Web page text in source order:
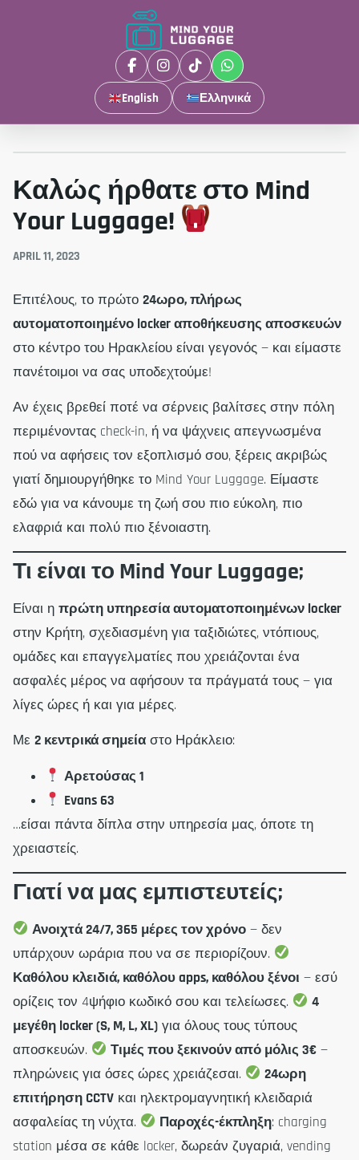
English Ελληνικά
Καλώς ήρθατε στο Mind
Your Luggage!
APRIL 11, 2023
Επιτέλους, το πρώτο 24ωρο, πλήρως
αυτοματοποιημένο locker αποθήκευσης αποσκευών
στο κέντρο του Ηρακλείου είναι γεγονός — και είμαστε
πανέτοιμοι να σας υποδεχτούμε!
Αν έχεις βρεθεί ποτέ να σέρνεις βαλίτσες στην πόλη
περιμένοντας check-in, ή να ψάχνεις απεγνωσμένα
πού να αφήσεις τον εξοπλισμό σου, ξέρεις ακριβώς
γιατί δημιουργήθηκε το Mind Your Luggage. Είμαστε
εδώ για να κάνουμε τη ζωή σου πιο εύκολη, πιο
ελαφριά και πολύ πιο ξένοιαστη.
Τι είναι το Mind Your Luggage;
Είναι η πρώτη υπηρεσία αυτοματοποιημένων locker
στην Κρήτη, σχεδιασμένη για ταξιδιώτες, ντόπιους,
ομάδες και επαγγελματίες που χρειάζονται ένα
ασφαλές μέρος να αφήσουν τα πράγματά τους — για
λίγες ώρες ή και για μέρες.
Με 2 κεντρικά σημεία στο Ηράκλειο:
Αρετούσας 1
Evans 63
…είσαι πάντα δίπλα στην υπηρεσία μας, όποτε τη
χρειαστείς.
Γιατί να μας εμπιστευτείς;
Ανοιχτά 24/7, 365 μέρες τον χρόνο — δεν
υπάρχουν ωράρια που να σε περιορίζουν.
Καθόλου κλειδιά, καθόλου apps, καθόλου ξένοι — εσύ
ορίζεις τον 4ψήφιο κωδικό σου και τελείωσες.
4
μεγέθη locker (S, M, L, XL) για όλους τους τύπους
αποσκευών.
Τιμές που ξεκινούν από μόλις 3€ —
πληρώνεις για όσες ώρες χρειάζεσαι.
24ωρη
επιτήρηση CCTV και ηλεκτρομαγνητική κλειδαριά
ασφαλείας τη νύχτα.
Παροχές-έκπληξη: charging
station μέσα σε κάθε locker, δωρεάν ζυγαριά, vending